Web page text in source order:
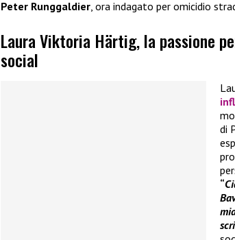
Peter Runggaldier, ora indagato per omicidio
Laura Viktoria Härtig, la passione
social
di
“